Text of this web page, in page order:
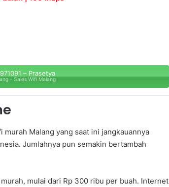
– Prasetya
- Sales Wifi Malang
Malang yang saat ini jangkauannya
Jumlahnya pun semakin bertambah
mulai dari Rp 300 ribu per buah. Internet